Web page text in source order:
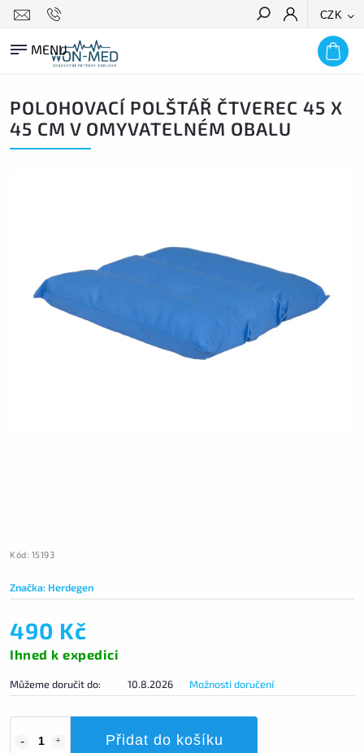
CZK
HLEDAT
POLOHOVACÍ POLŠTÁŘ ČTVEREC 45 X
45 CM V OMYVATELNÉM OBALU
Kód: 15193
Značka: Herdegen
490 Kč
Ihned k expedici
Můžeme doručit do: 10.8.2026 Možnosti doručení
Přidat do košíku